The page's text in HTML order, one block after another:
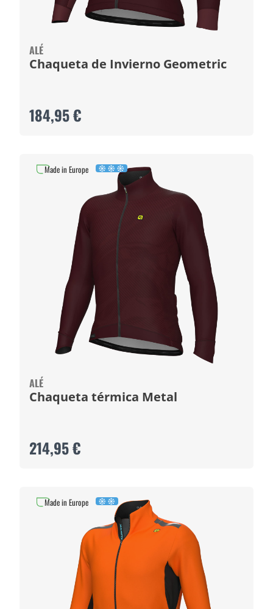
ALÉ
Chaqueta de Invierno Geometric
184,95 €
ALÉ
Chaqueta térmica Metal
214,95 €
Made in Europe
Made in Europe